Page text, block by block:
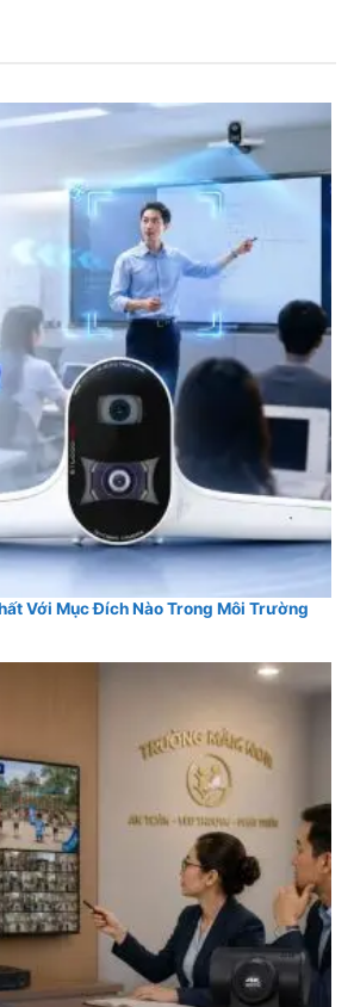
Với Mục Đích Nào Trong Môi Trường